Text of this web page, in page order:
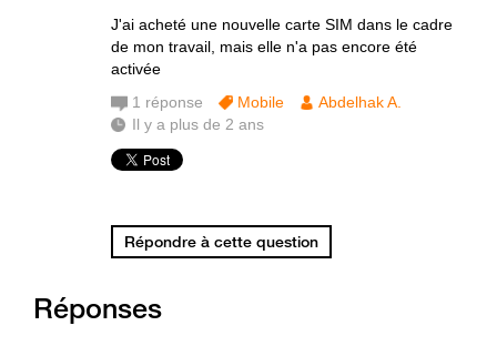
J'ai acheté une nouvelle carte SIM dans le cadre
de mon travail, mais elle n'a pas encore été
activée
1 réponse Mobile
Abdelhak A.
Il y a plus de 2 ans
Répondre à cette question
Réponses